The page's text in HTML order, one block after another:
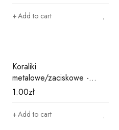
Add to cart
Koraliki
metalowe/zaciskowe -
niebieskie M15
1.00zł
Add to cart